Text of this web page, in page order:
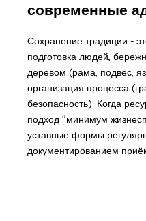
современные
Сохранение традиции -
подготовка людей,
деревом (рама, подвес,
организация процесса
безопасность). Когда
подход "минимум
уставные формы
документированием